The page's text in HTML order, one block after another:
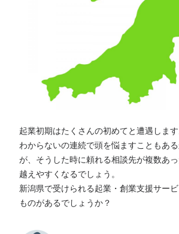
起業初期はたくさんの初めてと遭遇します
わからないの連続で頭を悩ますこともあ
が、そうした時に頼れる相談先が複数あ
越えやすくなるでしょう。
新潟県で受けられる起業・創業支援サー
ものがあるでしょうか？